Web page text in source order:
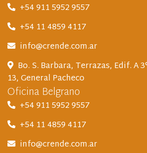
+54 911 5952 9557
+54 11 4859 4117
info@crende.com.ar
Bo. S. Barbara, Terrazas, Edif. A
13, General Pacheco
Oficina Belgrano
+54 911 5952 9557
+54 11 4859 4117
info@crende.com.ar